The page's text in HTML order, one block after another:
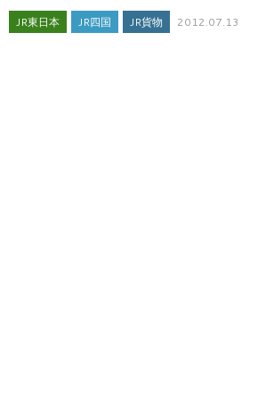
JR東日本 JR四国 JR貨物 2012.07.13